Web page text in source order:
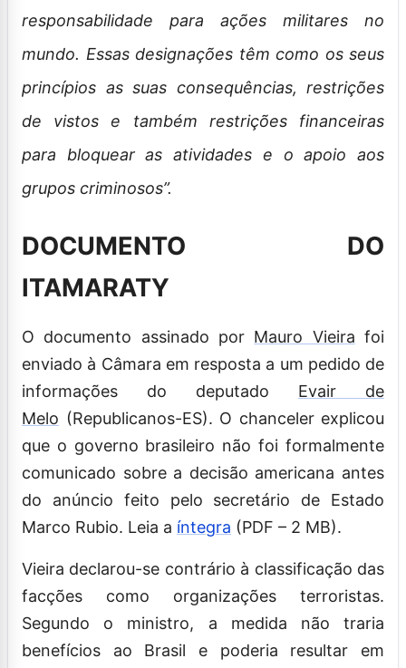
responsabilidade para ações militares no
mundo. Essas designações têm como os seus
princípios as suas consequências, restrições
de vistos e também restrições financeiras
para bloquear as atividades e o apoio aos
grupos criminosos”.
DOCUMENTO DO
ITAMARATY
O documento assinado por Mauro Vieira foi
enviado à Câmara em resposta a um pedido de
informações do deputado Evair de
Melo (Republicanos-ES). O chanceler explicou
que o governo brasileiro não foi formalmente
comunicado sobre a decisão americana antes
do anúncio feito pelo secretário de Estado
Marco Rubio. Leia a íntegra (PDF – 2 MB).
Vieira declarou-se contrário à classificação das
facções como organizações terroristas.
Segundo o ministro, a medida não traria
benefícios ao Brasil e poderia resultar em